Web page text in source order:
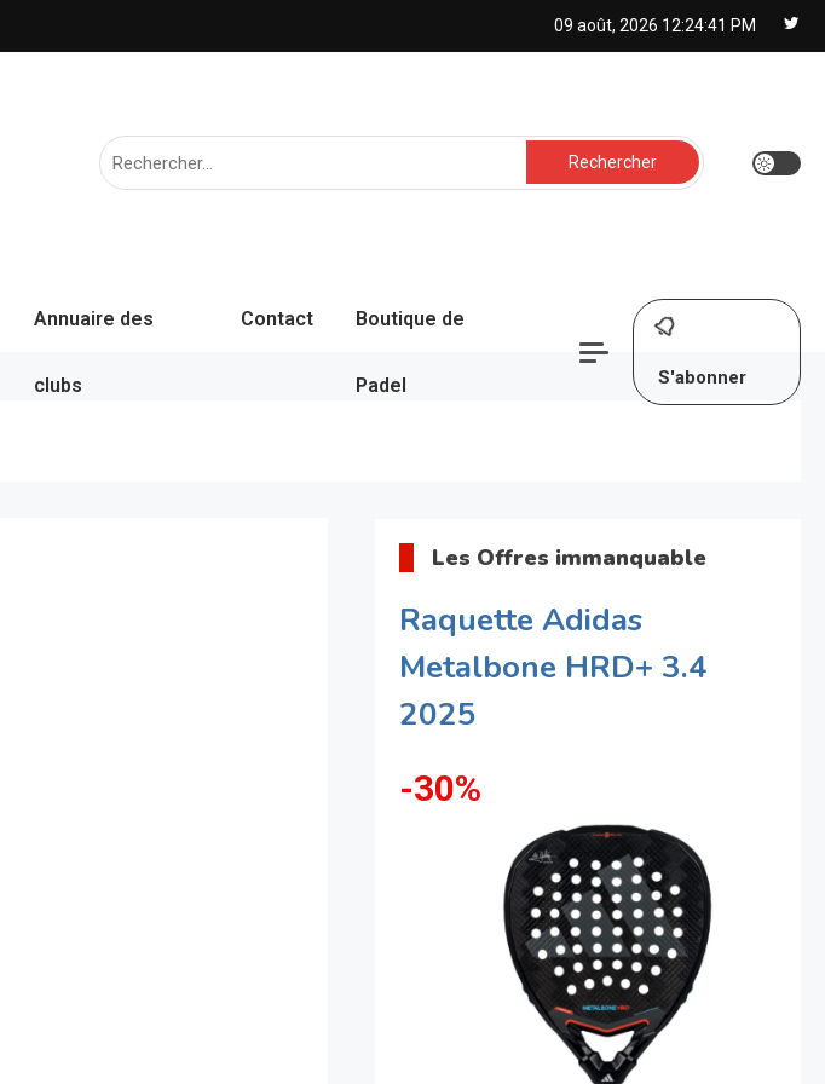
09 août, 2026 12:24:42 PM
Rechercher :
Annuaire des
clubs
Contact Boutique de
Padel S'abonner
Les Offres immanquable
Raquette Adidas
Metalbone HRD+ 3.4
2025
-30%